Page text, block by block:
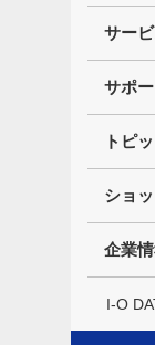
サー
サポー
トピ
ショ
企業
I-O